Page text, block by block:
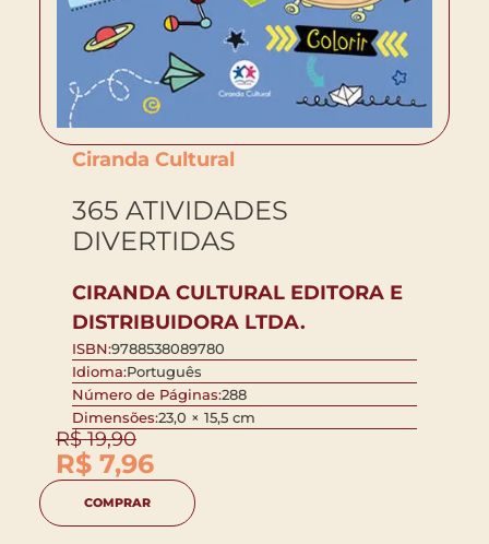
Ciranda Cultural
365 ATIVIDADES
DIVERTIDAS
CIRANDA CULTURAL EDITORA E
DISTRIBUIDORA LTDA.
ISBN:9788538089780
Idioma:Português
Número de Páginas:288
Dimensões:23,0 × 15,5 cm
R$19,90
R$ 7,96
COMPRAR